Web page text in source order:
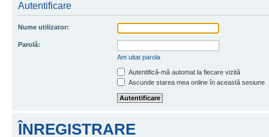
Autentificare
Nume utilizator:
Parolă:
Am uitat parola
Autentifică-mă automat la fiecare vizită
Ascunde starea mea online în această sesiune
ÎNREGISTRARE